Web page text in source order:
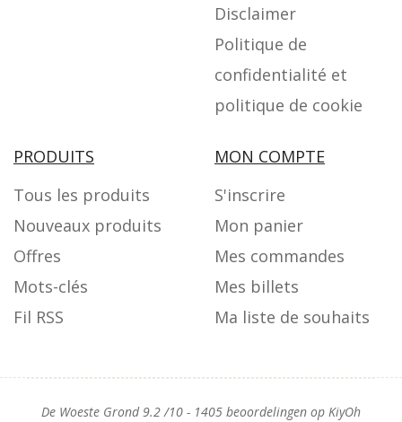
Disclaimer
Politique de
confidentialité et
politique de cookie
PRODUITS
Tous les produits
Nouveaux produits
Offres
Mots-clés
Fil RSS
MON COMPTE
S'inscrire
Mon panier
Mes commandes
Mes billets
Ma liste de souhaits
De Woeste Grond9.2/10 - 1405 beoordelingen op KiyOh